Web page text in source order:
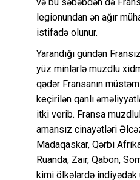
legionundan ən ağır
istifadə olunur.
Yarandığı gündən
yüz minlərlə muzdlu
qədər Fransanın
keçirilən qanlı
itki verib. Fransa
amansız cinayətləri
Madaqaskar, Qərbi
Ruanda, Zair, Qabon,
kimi ölkələrdə indiyədək